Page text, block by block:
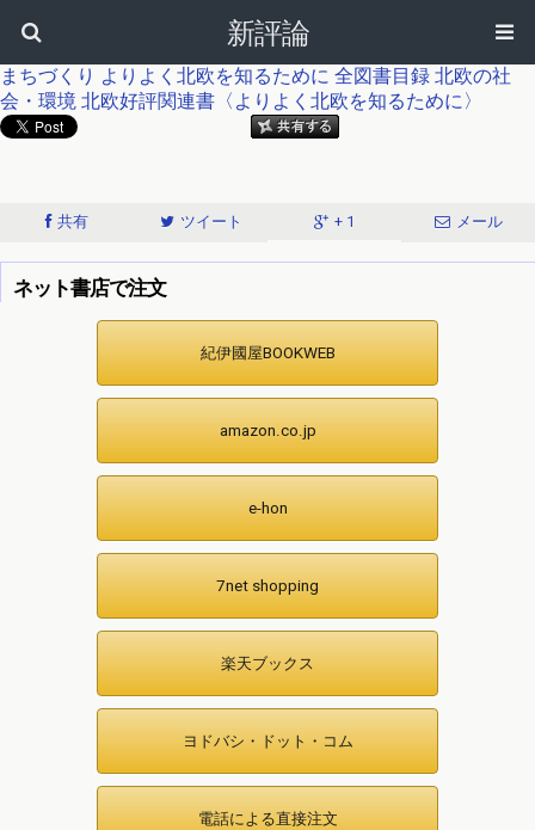
新評論
まちづくり よりよく北欧を知るために 全図書目録 北欧の社
会・環境 北欧好評関連書〈よりよく北欧を知るために〉
共有 ツイート + 1 メール
ネット書店で注文
紀伊國屋BOOKWEB
amazon.co.jp
e-hon
7net shopping
楽天ブックス
ヨドバシ・ドット・コム
電話による直接注文